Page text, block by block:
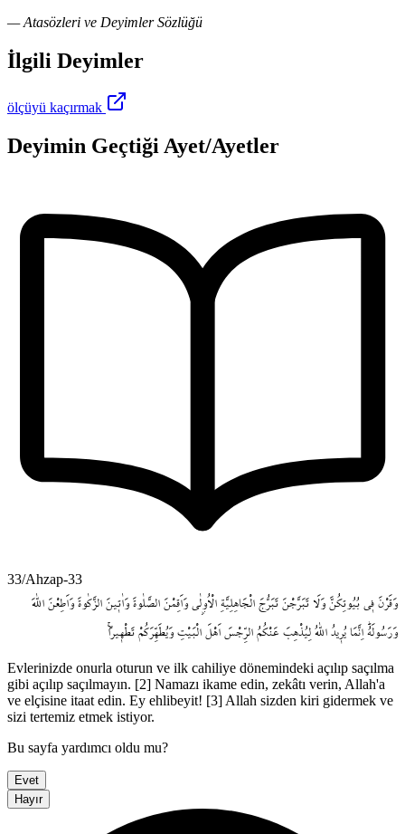
— Atasözleri ve Deyimler Sözlüğü
İlgili Deyimler
ölçüyü kaçırmak
Deyimin Geçtiği Ayet/Ayetler
33/Ahzap-33
وَقَرْنَ ف۪ي بُيُوتِكُنَّ وَلَا تَبَرَّجْنَ تَبَرُّجَ الْجَاهِلِيَّةِ الْاُو۫لٰى وَاَقِمْنَ الصَّلٰوةَ وَاٰت۪ينَ الزَّكٰوةَ وَاَطِعْنَ اللّٰهَ
وَرَسُولَهُۜ اِنَّمَا يُر۪يدُ اللّٰهُ لِيُذْهِبَ عَنْكُمُ الرِّجْسَ اَهْلَ الْبَيْتِ وَيُطَهِّرَكُمْ تَطْه۪يراًۚ
Evlerinizde onurla oturun ve ilk cahiliye dönemindeki açılıp saçılma
gibi açılıp saçılmayın. [2] Namazı ikame edin, zekâtı verin, Allah'a
ve elçisine itaat edin. Ey ehlibeyit! [3] Allah sizden kiri gidermek ve
sizi tertemiz etmek istiyor.
Bu sayfa yardımcı oldu mu?
Evet
Hayır